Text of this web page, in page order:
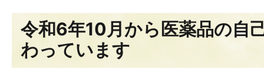
令和6年10月から医薬品の自
わっています